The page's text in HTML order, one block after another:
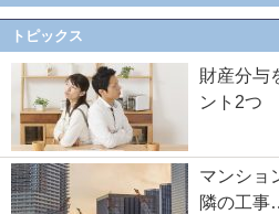
トピックス
財産分与
ント2つ
マンショ
隣の工事